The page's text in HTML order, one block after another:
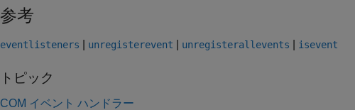
参考
eventlisteners unregisterevent unregisterallevents isevent
トピック
COM イベント ハンドラー